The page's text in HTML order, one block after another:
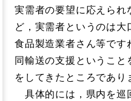
実需者の要望に応えら
ど，実需者というのは
食品製造業者さん等で
同輸送の支援というこ
をしてきたところであり
具体的には，県内を巡